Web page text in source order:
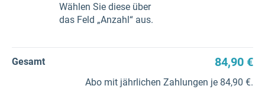
Wählen Sie diese über
das Feld „Anzahl“ aus.
Gesamt 84,90 €
Abo mit jährlichen Zahlungen je 84,90 €.